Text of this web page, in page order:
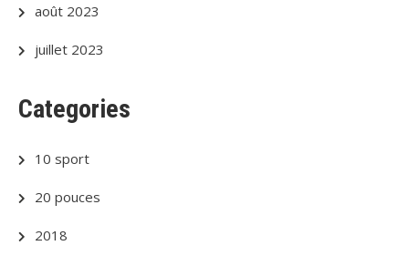
août 2023
juillet 2023
Categories
10 sport
20 pouces
2018